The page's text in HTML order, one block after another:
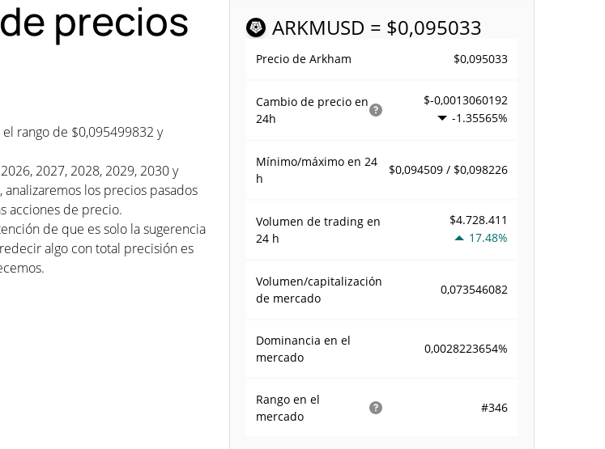
ARKMUSD = $0,095033
Precio de Arkham $0,095033
Cambio de precio en
24h
$-0,0013060192
-1.35565%
Mínimo/máximo en 24
h
$0,094509 / $0,098226
Volumen de trading en
24 h
$4.728.411
17.48%
Volumen/capitalización
de mercado
0,073546082
Dominancia en el
mercado
0,0028223654%
Rango en el
mercado
#346
precios
rango de $0,095499832 y
2027, 2028, 2029, 2030 y
los precios pasados
acciones de precio.
de que es solo la sugerencia
algo con total precisión es